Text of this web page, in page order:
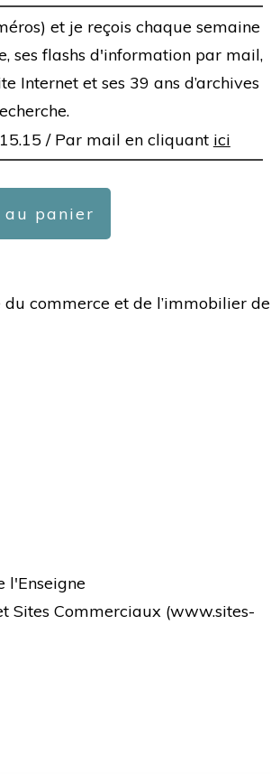
et je reçois chaque semaine
ses flashs d'information par mail,
Internet et ses 39 ans d’archives
/ Par mail en cliquant ici
panier
commerce et de l’immobilier de
l'Enseigne
Sites Commerciaux (www.sites-